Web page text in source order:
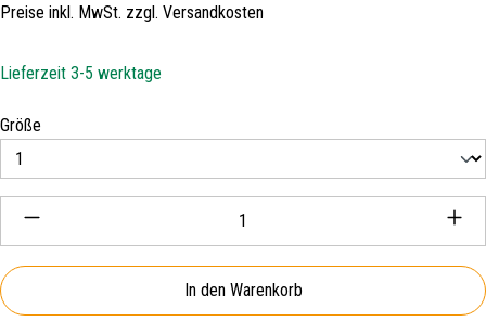
Preise inkl. MwSt. zzgl. Versandkosten
Lieferzeit 3-5 werktage
Größe
Produkt Anzahl: Gib den gewünschten Wert ein oder
In den Warenkorb